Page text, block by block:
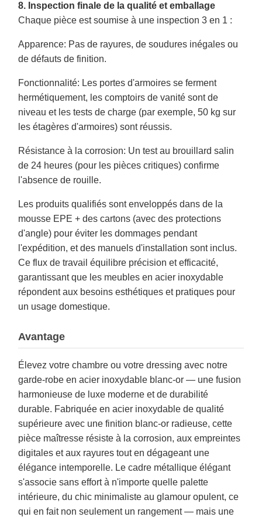
8. Inspection finale de la qualité et emballage
Chaque pièce est soumise à une inspection 3 en 1 :
Apparence: Pas de rayures, de soudures inégales ou
de défauts de finition.
Fonctionnalité: Les portes d'armoires se ferment
hermétiquement, les comptoirs de vanité sont de
niveau et les tests de charge (par exemple, 50 kg sur
les étagères d'armoires) sont réussis.
Résistance à la corrosion: Un test au brouillard salin
de 24 heures (pour les pièces critiques) confirme
l'absence de rouille.
Les produits qualifiés sont enveloppés dans de la
mousse EPE + des cartons (avec des protections
d'angle) pour éviter les dommages pendant
l'expédition, et des manuels d'installation sont inclus.
Ce flux de travail équilibre précision et efficacité,
garantissant que les meubles en acier inoxydable
répondent aux besoins esthétiques et pratiques pour
un usage domestique.
Avantage
Élevez votre chambre ou votre dressing avec notre
garde-robe en acier inoxydable blanc-or — une fusion
harmonieuse de luxe moderne et de durabilité
durable. Fabriquée en acier inoxydable de qualité
supérieure avec une finition blanc-or radieuse, cette
pièce maîtresse résiste à la corrosion, aux empreintes
digitales et aux rayures tout en dégageant une
élégance intemporelle. Le cadre métallique élégant
s'associe sans effort à n'importe quelle palette
intérieure, du chic minimaliste au glamour opulent, ce
qui en fait non seulement un rangement — mais une